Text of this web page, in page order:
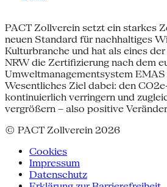
PACT Zollverein setzt ein starkes
neuen Standard für nachhaltiges
Kulturbranche und hat als eines
NRW die Zertifizierung nach dem
Umweltmanagementsystem EMAS
Wesentliches Ziel dabei: den
kontinuierlich verringern und
vergrößern – also positive
© PACT Zollverein 2026
Cookies
Impressum
Datenschutz